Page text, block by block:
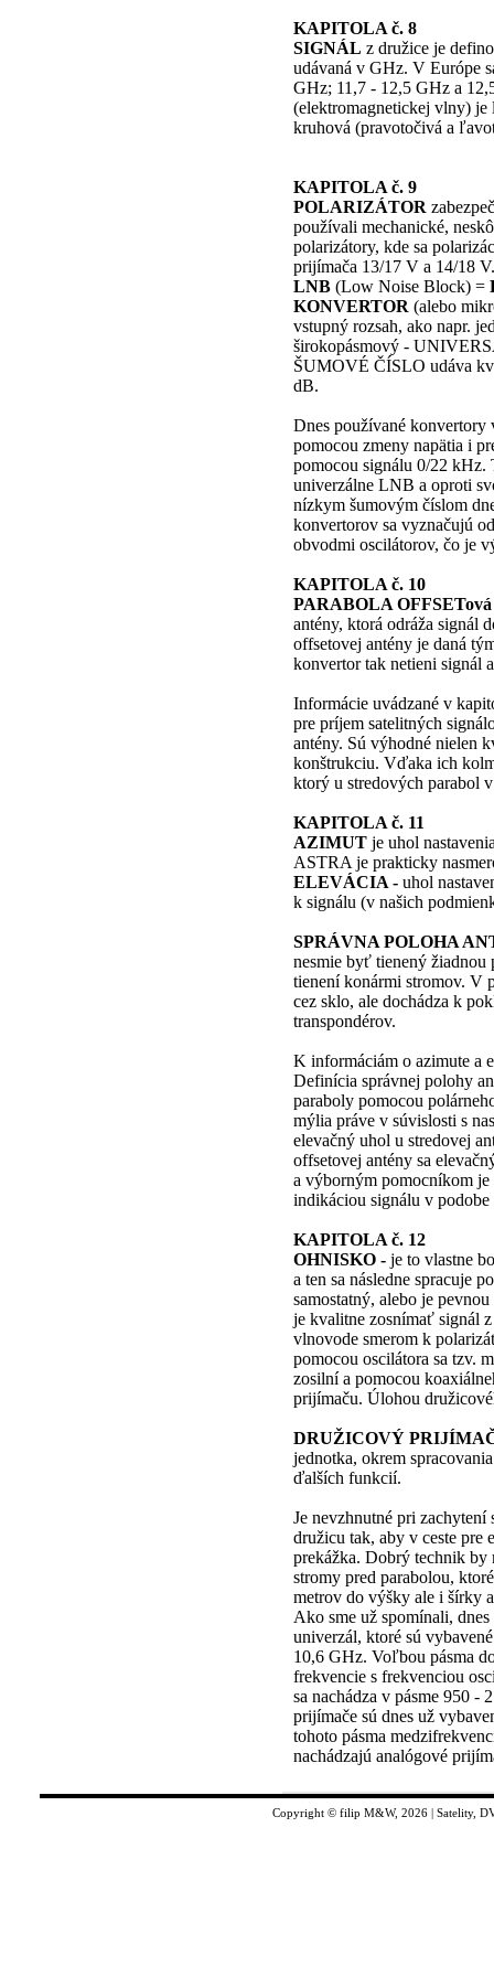
KAPITOLA č. 8
SIGNÁL z družice je
udávaná v GHz. V Európe
GHz; 11,7 - 12,5 GHz a
(elektromagnetickej vlny) je
kruhová (pravotočivá a
KAPITOLA č. 9
POLARIZÁTOR
používali mechanické,
polarizátory, kde sa
prijímača 13/17 V a 14/18 V.
LNB (Low Noise Block) =
KONVERTOR (alebo
vstupný rozsah, ako napr.
širokopásmový -
ŠUMOVÉ ČÍSLO udáva
dB.
Dnes používané
pomocou zmeny napätia i
pomocou signálu 0/22 kHz.
univerzálne LNB a oproti
nízkym šumovým číslom
konvertorov sa vyznačujú
obvodmi oscilátorov, čo je
KAPITOLA č. 10
PARABOLA OFFSETová
antény, ktorá odráža signál
offsetovej antény je daná
konvertor tak netieni signál
Informácie uvádzané v
pre príjem satelitných
antény. Sú výhodné nielen
konštrukciu. Vďaka ich
ktorý u stredových parabol
KAPITOLA č. 11
AZIMUT je uhol
ASTRA je prakticky
ELEVÁCIA - uhol
k signálu (v našich
SPRÁVNA POLOHA
nesmie byť tienený žiadnou
tienení konármi stromov. V
cez sklo, ale dochádza k
transpondérov.
K informáciám o azimute a
Definícia správnej polohy
paraboly pomocou
mýlia práve v súvislosti s
elevačný uhol u stredovej
offsetovej antény sa
a výborným pomocníkom
indikáciou signálu v podobe
KAPITOLA č. 12
OHNISKO - je to vlastne
a ten sa následne spracuje
samostatný, alebo je
je kvalitne zosnímať signál
vlnovode smerom k
pomocou oscilátora sa tzv.
zosilní a pomocou
prijímaču. Úlohou
DRUŽICOVÝ
jednotka, okrem
ďalších funkcií.
Je nevzhnutné pri
družicu tak, aby v ceste pre
prekážka. Dobrý technik by
stromy pred parabolou,
metrov do výšky ale i šírky
Ako sme už spomínali,
univerzál, ktoré sú
10,6 GHz. Voľbou pásma
frekvencie s frekvenciou
sa nachádza v pásme 950
prijímače sú dnes už
tohoto pásma
nachádzajú analógové
Copyright © filip M&W, 2026 | Satelity,